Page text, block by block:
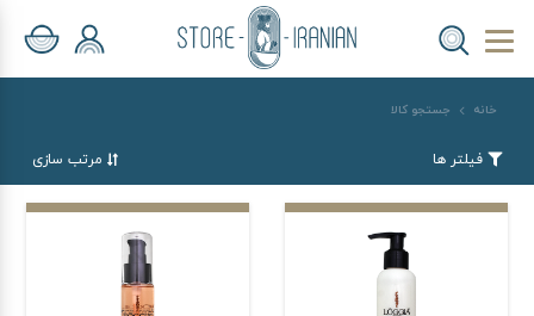
خانه جستجو کالا
فیلتر ها مرتب سازی